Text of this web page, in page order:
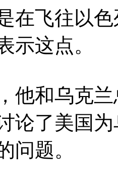
在飞往以
示这点。
他和乌克
论了美国
问题。